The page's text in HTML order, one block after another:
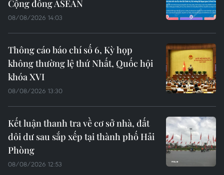
Cộng đồng ASEAN
08/08/2026 14:03
Thông cáo báo chí số 6, Kỳ họp
không thường lệ thứ Nhất, Quốc hội
khóa XVI
08/08/2026 13:30
Kết luận thanh tra về cơ sở nhà, đất
dôi dư sau sắp xếp tại thành phố Hải
Phòng
08/08/2026 12:53